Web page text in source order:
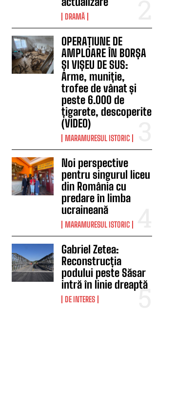
DRAMĂ
OPERAȚIUNE DE
AMPLOARE ÎN BORȘA
ȘI VIȘEU DE SUS:
Arme, muniție,
trofee de vânat și
peste 6.000 de
țigarete, descoperite
(VIDEO)
MARAMURESUL ISTORIC
Noi perspective
pentru singurul liceu
din România cu
predare în limba
ucraineană
MARAMURESUL ISTORIC
Gabriel Zetea:
Reconstrucția
podului peste Săsar
intră în linie dreaptă
DE INTERES